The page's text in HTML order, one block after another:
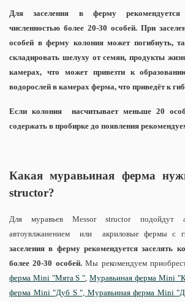
Для заселения в ферму рекомендуется
численностью более 20-30 особей. При
особей в ферму колония может погибнуть,
складировать шелуху от семян, продукты
камерах, что может привезти к
водорослей в камерах ферма, что приведёт к
Если колония насчитывает меньше 20
содержать в пробирке до появления
Какая муравьиная ферма
structor?
Для муравьев Messor structor подойдут
автоувлжанением или акриловые фермы с
заселения в ферму рекомендуется заселять
более 20-30 особей.Мы рекомендуем
ферма Mini "Мята S ",Муравьиная ферма Mini
ферма Mini "Дуб S ", Муравьиная ферма Mini